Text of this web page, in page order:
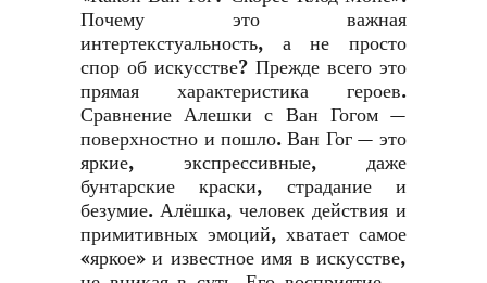
Почему это важная
интертекстуальность, а не просто
спор об искусстве? Прежде всего это
прямая характеристика героев.
Сравнение Алешки с Ван Гогом —
поверхностно и пошло. Ван Гог — это
яркие, экспрессивные, даже
бунтарские краски, страдание и
безумие. Алёшка, человек действия и
примитивных эмоций, хватает самое
«яркое» и известное имя в искусстве,